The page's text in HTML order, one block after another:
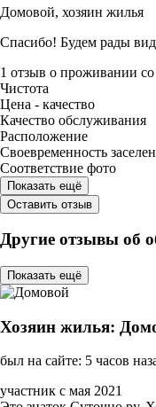
Домовой, хозяин жилья
Спасибо! Будем рады
1 отзыв о проживании со
Чистота
Цена - качество
Качество обслуживания
Расположение
Своевременность
Соответствие фото
Показать ещё
Оставить отзыв
Другие отзывы об
Показать ещё
Хозяин жилья:
был на сайте: 5 часов
участник с мая 2021